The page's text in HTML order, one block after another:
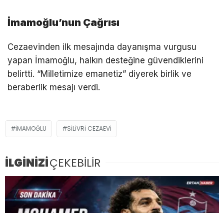
İmamoğlu’nun Çağrısı
Cezaevinden ilk mesajında dayanışma vurgusu
yapan İmamoğlu, halkın desteğine güvendiklerini
belirtti. “Milletimize emanetiz” diyerek birlik ve
beraberlik mesajı verdi.
İMAMOĞLU SILIVRI CEZAEVI
İLGİNİZİÇEKEBİLİR